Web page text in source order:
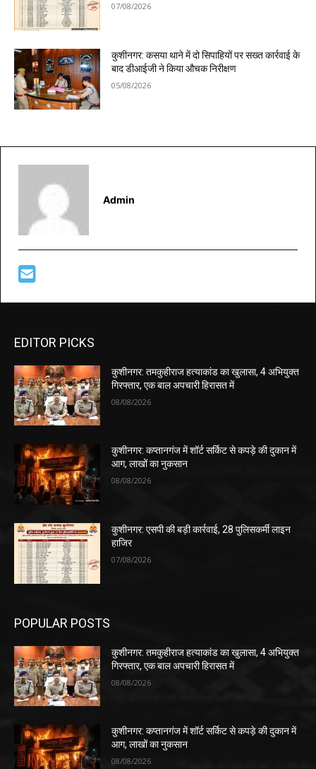
07/08/2026
कुशीनगर: कसया थाने में दो सिपाहियों पर सख्त कार्रवाई के
बाद डीआईजी ने किया औचक निरीक्षण
05/08/2026
Admin
EDITOR PICKS
कुशीनगर: तमकुहीराज हत्याकांड का खुलासा, 4 अभियुक्त
गिरफ्तार, एक बाल अपचारी हिरासत में
08/08/2026
कुशीनगर: कप्तानगंज में शॉर्ट सर्किट से कपड़े की दुकान में
आग, लाखों का नुकसान
08/08/2026
कुशीनगर: एसपी की बड़ी कार्रवाई, 28 पुलिसकर्मी लाइन
हाजिर
07/08/2026
POPULAR POSTS
कुशीनगर: तमकुहीराज हत्याकांड का खुलासा, 4 अभियुक्त
गिरफ्तार, एक बाल अपचारी हिरासत में
08/08/2026
कुशीनगर: कप्तानगंज में शॉर्ट सर्किट से कपड़े की दुकान में
आग, लाखों का नुकसान
08/08/2026